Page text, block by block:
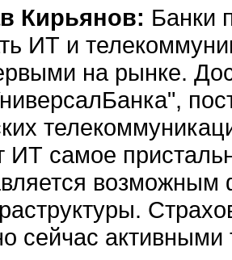
Кирьянов: Банки
ИТ и
на рынке.
ИТ самое
возможным
.
сейчас